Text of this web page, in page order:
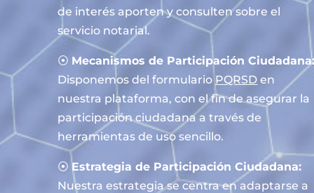
de interés aporten y consulten sobre el
servicio notarial.
⦿ Mecanismos de Participación
Disponemos del formulario PQRSD en
nuestra plataforma, con el fin de asegurar la
participación ciudadana a través de
herramientas de uso sencillo.
⦿ Estrategia de Participación Ciudadana:
Nuestra estrategia se centra en adaptarse a